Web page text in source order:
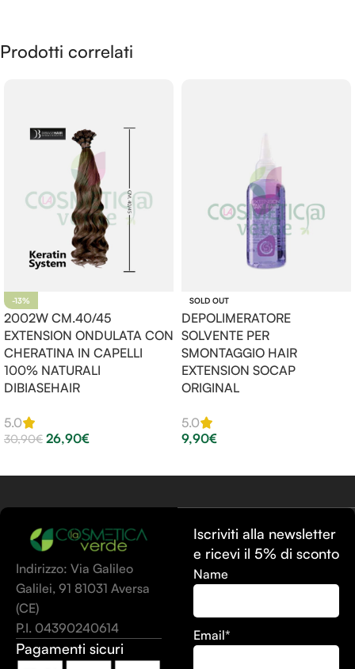
Prodotti correlati
-13%
2002W CM.40/45
EXTENSION ONDULATA CON
CHERATINA IN CAPELLI
100% NATURALI
DIBIASEHAIR
5.0
30,90€ 26,90€
SOLD OUT
DEPOLIMERATORE
SOLVENTE PER
SMONTAGGIO HAIR
EXTENSION SOCAP
ORIGINAL
5.0
9,90€
Indirizzo: Via Galileo
Galilei, 91 81031 Aversa
(CE)
P.I. 04390240614
Pagamenti sicuri
Iscriviti alla newsletter
e ricevi il 5% di sconto
Name
Email*